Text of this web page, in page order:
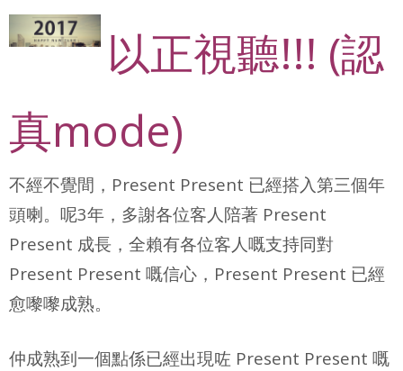
以正視聽!!! (認
真mode)
不經不覺間，Present Present 已經搭入第三個年
頭喇。呢3年，多謝各位客人陪著 Present
Present 成長，全賴有各位客人嘅支持同對
Present Present 嘅信心，Present Present 已經
愈嚟嚟成熟。
仲成熟到一個點係已經出現咗 Present Present 嘅